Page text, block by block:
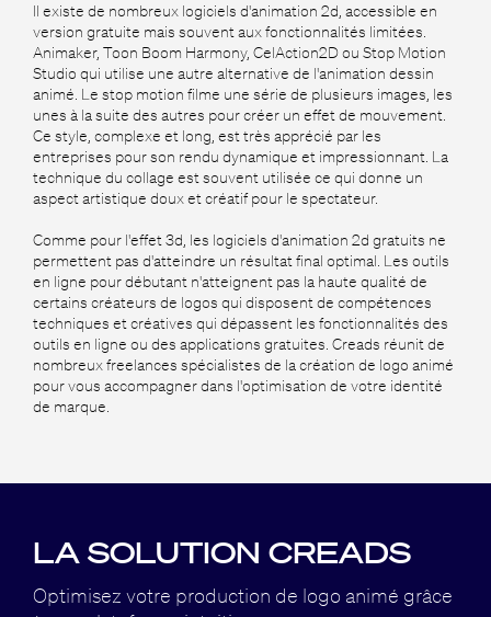
Il existe de nombreux logiciels d'animation 2d, accessible en
version gratuite mais souvent aux fonctionnalités limitées.
Animaker, Toon Boom Harmony, CelAction2D ou Stop Motion
Studio qui utilise une autre alternative de l'animation dessin
animé. Le stop motion filme une série de plusieurs images, les
unes à la suite des autres pour créer un effet de mouvement.
Ce style, complexe et long, est très apprécié par les
entreprises pour son rendu dynamique et impressionnant. La
technique du collage est souvent utilisée ce qui donne un
aspect artistique doux et créatif pour le spectateur.
Comme pour l'effet 3d, les logiciels d'animation 2d gratuits ne
permettent pas d'atteindre un résultat final optimal. Les outils
en ligne pour débutant n'atteignent pas la haute qualité de
certains créateurs de logos qui disposent de compétences
techniques et créatives qui dépassent les fonctionnalités des
outils en ligne ou des applications gratuites. Creads réunit de
nombreux freelances spécialistes de la création de logo animé
pour vous accompagner dans l'optimisation de votre identité
de marque.
LA SOLUTION CREADS
Optimisez votre production de logo animé grâce